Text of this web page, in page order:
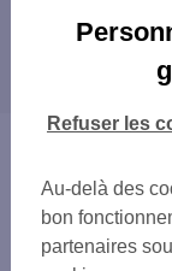
CLERMONT F
CLERMONT
CLERMONT
BEAUMONT
CHAMALIERES
COURNON
Les agences
BEAUMONT
COURNON-
PONT-DU-
RIOM
Clermont
Agence
Au-delà des
bon
partenaires
Refuser les